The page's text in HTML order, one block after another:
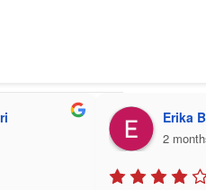
Erika
2